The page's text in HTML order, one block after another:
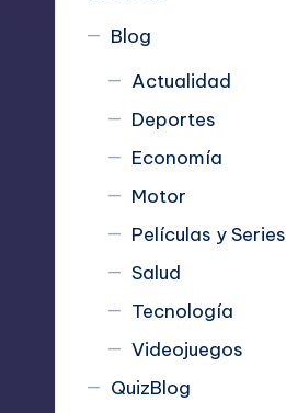
Blog
Actualidad
Deportes
Economía
Motor
Películas y Series
Salud
Tecnología
Videojuegos
QuizBlog